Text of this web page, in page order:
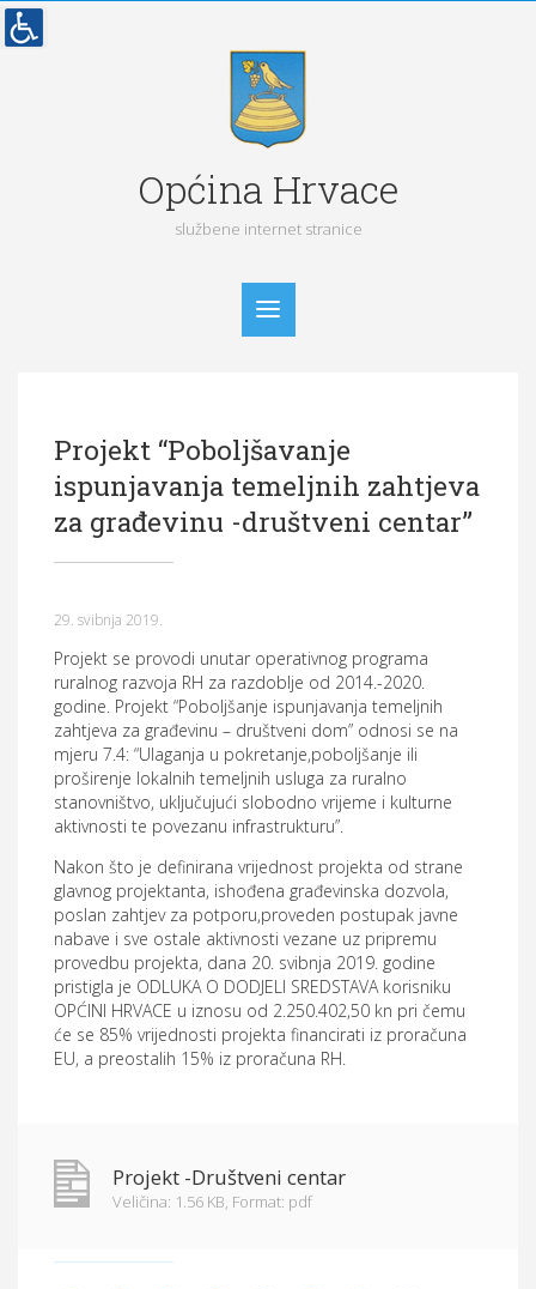
Općina Hrvace
službene internet stranice
Vijesti
Obavijesti
Općinska tijela
Dokumenti
Pristup informacijama
Projekt “Poboljšavanje
ispunjavanja temeljnih zahtjeva
za građevinu -društveni centar”
29. svibnja 2019.
Projekt se provodi unutar operativnog programa
ruralnog razvoja RH za razdoblje od 2014.-2020.
godine. Projekt “Poboljšanje ispunjavanja temeljnih
zahtjeva za građevinu – društveni dom” odnosi se na
mjeru 7.4: “Ulaganja u pokretanje,poboljšanje ili
proširenje lokalnih temeljnih usluga za ruralno
stanovništvo, uključujući slobodno vrijeme i kulturne
aktivnosti te povezanu infrastrukturu”.
Nakon što je definirana vrijednost projekta od strane
glavnog projektanta, ishođena građevinska dozvola,
poslan zahtjev za potporu,proveden postupak javne
nabave i sve ostale aktivnosti vezane uz pripremu
provedbu projekta, dana 20. svibnja 2019. godine
pristigla je ODLUKA O DODJELI SREDSTAVA korisniku
OPĆINI HRVACE u iznosu od 2.250.402,50 kn pri čemu
će se 85% vrijednosti projekta financirati iz proračuna
EU, a preostalih 15% iz proračuna RH.
Projekt -Društveni centar
Veličina: 1.56 KB, Format: pdf